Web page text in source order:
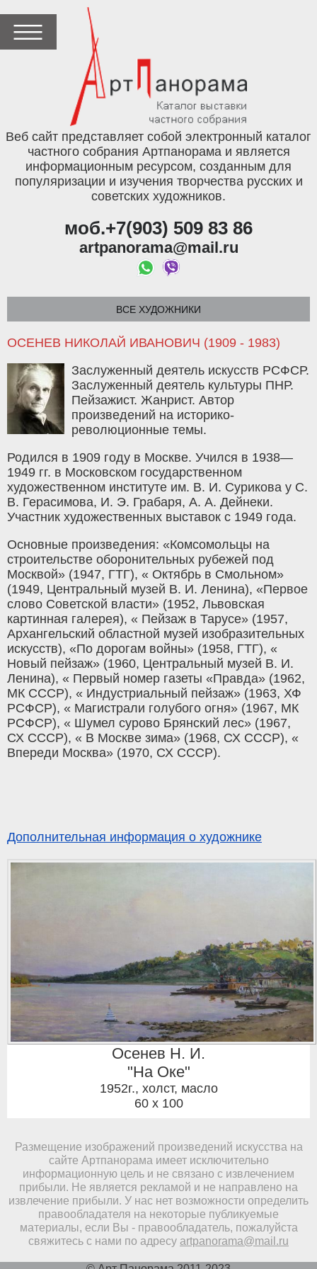
Веб сайт представляет собой электронный каталог
частного собрания Артпанорама и является
информационным ресурсом, созданным для
популяризации и изучения творчества русских и
советских художников.
моб.+7(903) 509 83 86
artpanorama@mail.ru
ВСЕ ХУДОЖНИКИ
ОСЕНЕВ НИКОЛАЙ ИВАНОВИЧ (1909 - 1983)
Заслуженный деятель искусств РСФСР.
Заслуженный деятель культуры ПНР.
Пейзажист. Жанрист. Автор
произведений на историко-
революционные темы.
Родился в 1909 году в Москве. Учился в 1938—
1949 гг. в Московском государственном
художественном институте им. В. И. Сурикова у С.
В. Герасимова, И. Э. Грабаря, А. А. Дейнеки.
Участник художественных выставок с 1949 года.
Основные произведения: «Комсомольцы на
строительстве оборонительных рубежей под
Москвой» (1947, ГТГ), « Октябрь в Смольном»
(1949, Центральный музей В. И. Ленина), «Первое
слово Советской власти» (1952, Львовская
картинная галерея), « Пейзаж в Тарусе» (1957,
Архангельский областной музей изобразительных
искусств), «По дорогам войны» (1958, ГТГ), «
Новый пейзаж» (1960, Центральный музей В. И.
Ленина), « Первый номер газеты «Правда» (1962,
МК СССР), « Индустриальный пейзаж» (1963, ХФ
РСФСР), « Магистрали голубого огня» (1967, МК
РСФСР), « Шумел сурово Брянский лес» (1967,
СХ СССР), « В Москве зима» (1968, СХ СССР), «
Впереди Москва» (1970, СХ СССР).
Дополнительная информация о художнике
Осенев Н. И.
"На Оке"
1952г., холст, масло
60 x 100
Размещение изображений произведений искусства на
сайте Артпанорама имеет исключительно
информационную цель и не связано с извлечением
прибыли. Не является рекламой и не направлено на
извлечение прибыли. У нас нет возможности определить
правообладателя на некоторые публикуемые
материалы, если Вы - правообладатель, пожалуйста
свяжитесь с нами по адресу artpanorama@mail.ru